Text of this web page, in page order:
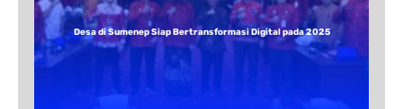
Desa di Sumenep Siap Bertransformasi Digital pada 2025